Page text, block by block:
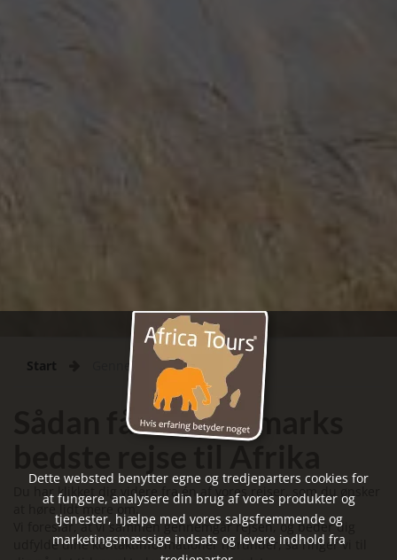
Start Gennemført
Sådan får du Danmarks
Du har klikket dig videre fra én af vores rejser, som du ønsker
at høre lidt mere om.
Vi foreslår, at vi sammen gennemgår rejsen, og beder dig
udfylde dine kontaktinformationer herunder, så ringer vi til
Dette websted benytter egne og tredjeparters cookies for
at fungere, analysere din brug af vores produkter og
tjenester, hjælpe med vores salgsfremmende og
marketingsmæssige indsats og levere indhold fra